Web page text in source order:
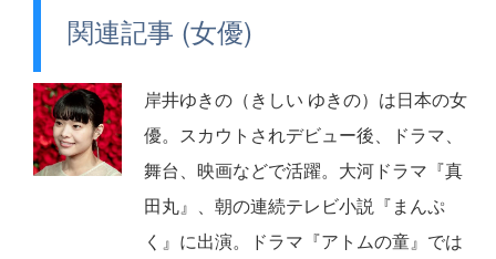
関連記事 (女優)
岸井ゆきの（きしい ゆきの）は日本の女
優。スカウトされデビュー後、ドラマ、
舞台、映画などで活躍。大河ドラマ『真
田丸』、朝の連続テレビ小説『まんぷ
く』に出演。ドラマ『アトムの童』では